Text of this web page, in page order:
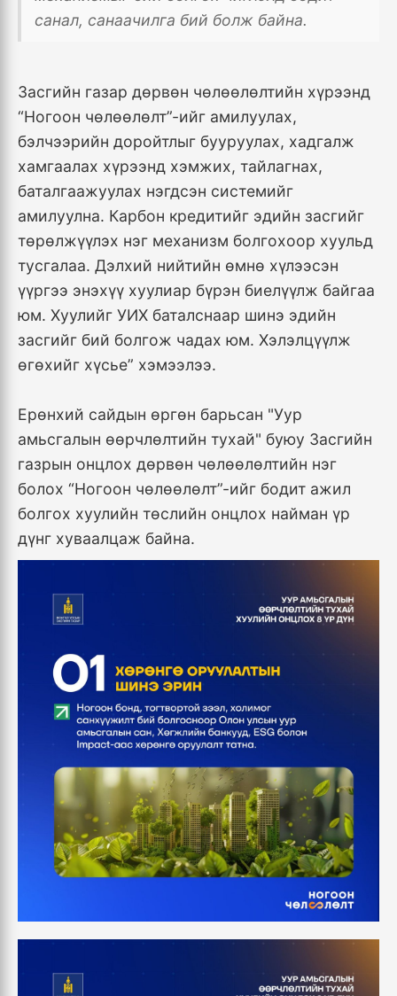
санал, санаачилга бий болж байна.
Засгийн газар дөрвөн чөлөөлөлтийн хүрээнд
“Ногоон чөлөөлөлт”-ийг амилуулах,
бэлчээрийн доройтлыг бууруулах, хадгалж
хамгаалах хүрээнд хэмжих, тайлагнах,
баталгаажуулах нэгдсэн системийг
амилуулна. Карбон кредитийг эдийн засгийг
төрөлжүүлэх нэг механизм болгохоор хуульд
тусгалаа. Дэлхий нийтийн өмнө хүлээсэн
үүргээ энэхүү хуулиар бүрэн биелүүлж байгаа
юм. Хуулийг УИХ баталснаар шинэ эдийн
засгийг бий болгож чадах юм. Хэлэлцүүлж
өгөхийг хүсье” хэмээлээ.
Ерөнхий сайдын өргөн барьсан "Уур
амьсгалын өөрчлөлтийн тухай" буюу Засгийн
газрын онцлох дөрвөн чөлөөлөлтийн нэг
болох “Ногоон чөлөөлөлт”-ийг бодит ажил
болгох хуулийн төслийн онцлох найман үр
дүнг хуваалцаж байна.